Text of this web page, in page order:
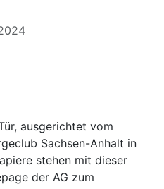
ausgerichtet vom
Sachsen-Anhalt in
stehen mit dieser
der AG zum